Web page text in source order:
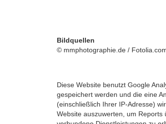
Bildquellen
© mmphotographie.de /
Diese Website benutzt Google
gespeichert werden und die eine
(einschließlich Ihrer IP-Adresse)
Website auszuwerten, um